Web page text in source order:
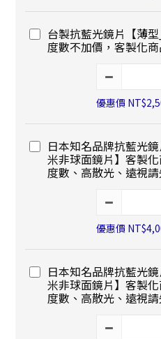
台製抗藍光鏡片【薄
度數不加價，客製化
優惠價
日本知名品牌抗藍光
米非球面鏡片】客製
度數、高散光、遠視
優惠價
日本知名品牌抗藍光
米非球面鏡片】客製
度數、高散光、遠視